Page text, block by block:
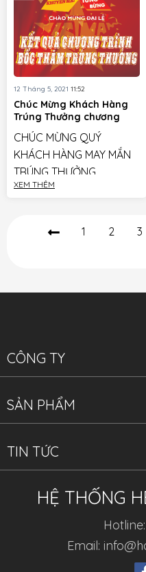
12 Tháng 5, 2021 11:52
Chúc Mừng Khách Hàng
Trúng Thưởng chương
trình khuyến mãi
“KHUYẾN MÃI TƯNG BỪNG-
CHÀO MỪNG ĐẠI LỄ”
CHÚC MỪNG QUÝ
KHÁCH HÀNG MAY MẮN
TRÚNG THƯỞNG
CHƯƠNG TRÌNH ”
LỄ ” Sau một thời gian
XEM THÊM
1 2 3
CÔNG TY
SẢN PHẨM
TIN TỨC
HỆ THỐNG
Email: